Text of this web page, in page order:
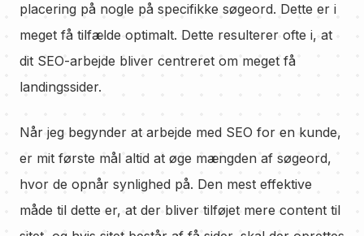
placering på nogle på specifikke søgeord. Dette er i
meget få tilfælde optimalt. Dette resulterer ofte i, at
dit SEO-arbejde bliver centreret om meget få
landingssider.
Når jeg begynder at arbejde med SEO for en kunde,
er mit første mål altid at øge mængden af søgeord,
hvor de opnår synlighed på. Den mest effektive
måde til dette er, at der bliver tilføjet mere content til